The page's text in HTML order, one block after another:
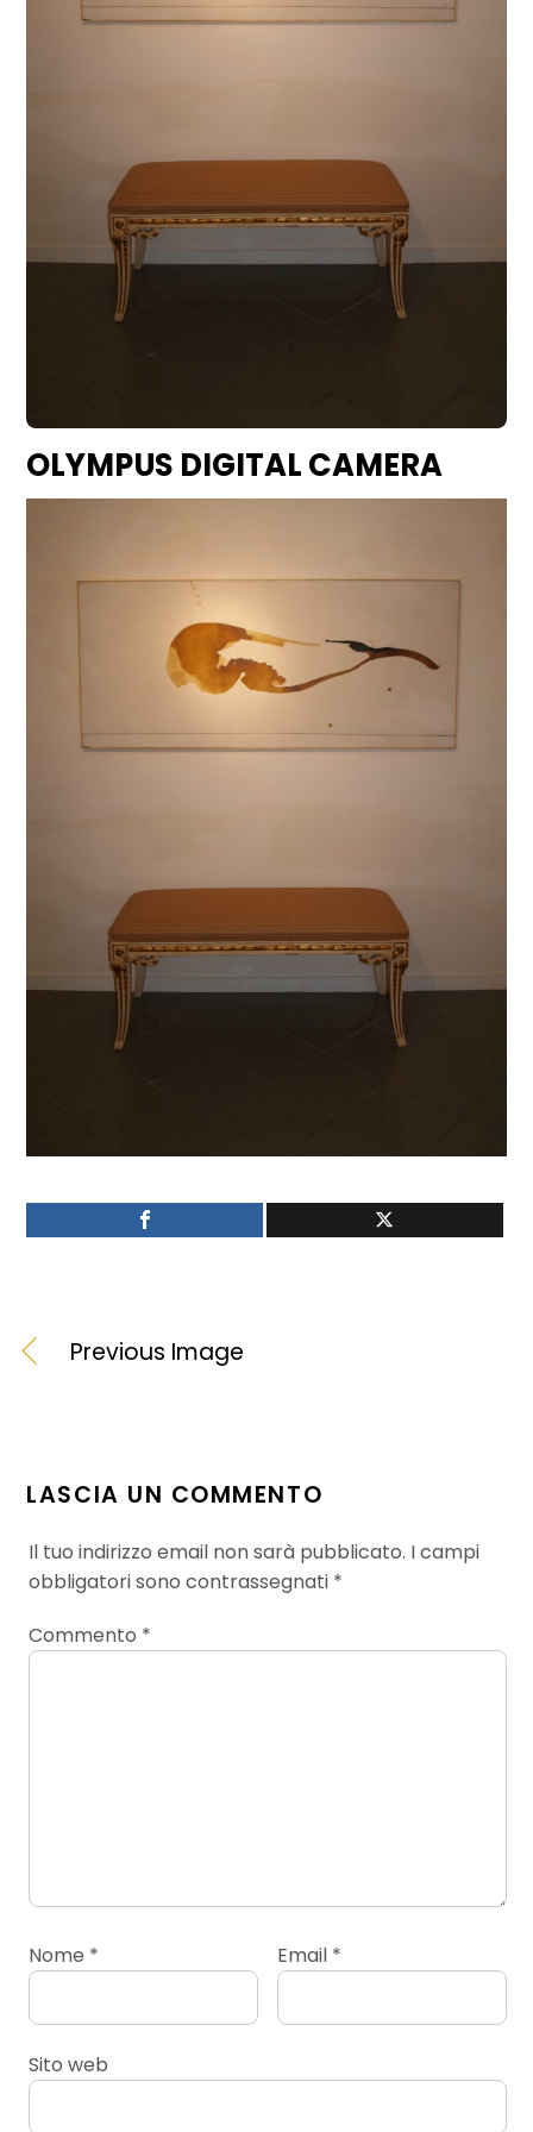
OLYMPUS DIGITAL CAMERA
Previous Image
LASCIA UN COMMENTO
Il tuo indirizzo email non sarà pubblicato. I campi
obbligatori sono contrassegnati *
Commento *
Nome * Email *
Sito web